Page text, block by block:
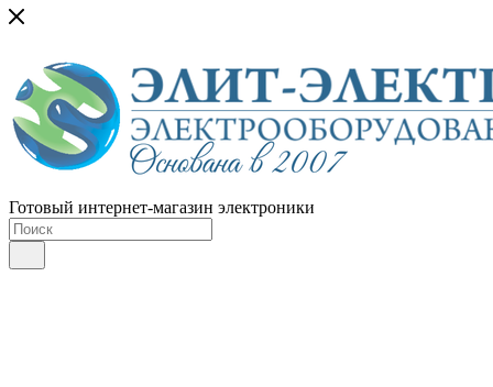
Готовый интернет-магазин электроники